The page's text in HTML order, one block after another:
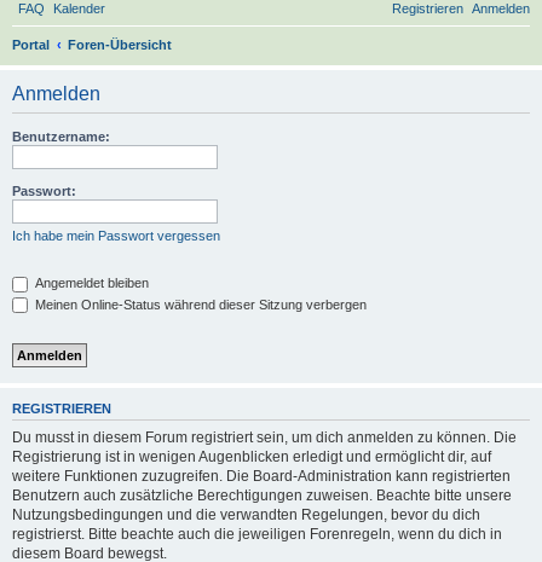
FAQ Kalender Anmelden
Registrieren
Portal Foren-Übersicht
Anmelden
Benutzername:
Passwort:
Ich habe mein Passwort vergessen
Angemeldet bleiben
Meinen Online-Status während dieser Sitzung verbergen
REGISTRIEREN
Du musst in diesem Forum registriert sein, um dich anmelden zu können. Die
Registrierung ist in wenigen Augenblicken erledigt und ermöglicht dir, auf
weitere Funktionen zuzugreifen. Die Board-Administration kann registrierten
Benutzern auch zusätzliche Berechtigungen zuweisen. Beachte bitte unsere
Nutzungsbedingungen und die verwandten Regelungen, bevor du dich
registrierst. Bitte beachte auch die jeweiligen Forenregeln, wenn du dich in
diesem Board bewegst.